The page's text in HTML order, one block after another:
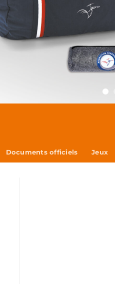
Documents officiels Jeux